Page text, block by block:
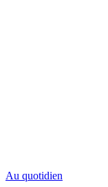
Au quotidien